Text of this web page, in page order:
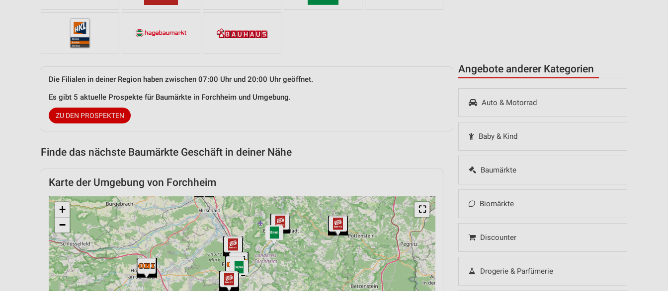
Angebote anderer Kategorien
Auto & Motorrad
Baby & Kind
Baumärkte
Biomärkte
Discounter
Drogerie & Parfümerie
Die Filialen in deiner Region haben zwischen 07:00 Uhr und 20:00 Uhr geöffnet.
Es gibt 5 aktuelle Prospekte für Baumärkte in Forchheim und Umgebung.
ZU DEN PROSPEKTEN
Finde das nächste Baumärkte Geschäft in deiner Nähe
Karte der Umgebung von Forchheim
⛶
+
−